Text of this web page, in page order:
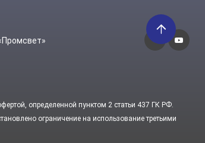
определенной пунктом 2 статьи 437 ГК РФ.
ограничение на использование третьими